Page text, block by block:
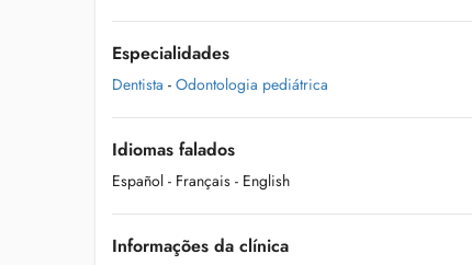
Especialidades
Dentista - Odontologia pediátrica
Idiomas falados
Español - Français - English
Informações da clínica